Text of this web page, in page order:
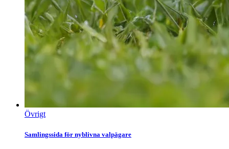
Övrigt
Samlingssida för nyblivna valpägare